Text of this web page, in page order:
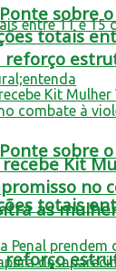
sobre
totais
reforço
sobre
totais
reforço
Kit
no
as